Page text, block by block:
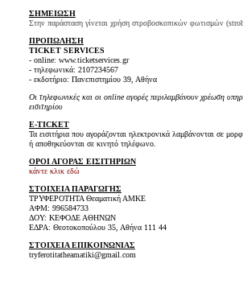
ΣΗΜΕΙΩΣΗ
Στην παράσταση γίνεται χρήση στροβοσκοπικών φωτισμών
ΠΡΟΠΩΛΗΣΗ
TICKET SERVICES
- online: www.ticketservices.gr
- τηλεφωνικά: 2107234567
- εκδοτήριο: Πανεπιστημίου 39, Αθήνα
Οι τηλεφωνικές και οι online αγορές περιλαμβάνουν χρέωση
εισιτηρίου
E-TICKET
Τα εισιτήρια που αγοράζονται ηλεκτρονικά λαμβάνονται σε
ή αποθηκεύονται σε κινητό τηλέφωνο.
ΟΡΟΙ ΑΓΟΡΑΣ ΕΙΣΙΤΗΡΙΩΝ
κάντε κλικ εδώ
ΣΤΟΙΧΕΙΑ ΠΑΡΑΓΩΓΗΣ
ΤΡΥΦΕΡΟΤΗΤΑ Θεαματική ΑΜΚΕ
ΑΦΜ: 996584733
ΔΟΥ: ΚΕΦΟΔΕ ΑΘΗΝΩΝ
ΕΔΡΑ: Θεοτοκοπούλου 35, Αθήνα 111 44
ΣΤΟΙΧΕΙΑ ΕΠΙΚΟΙΝΩΝΙΑΣ
tryferotitatheamatiki@gmail.com